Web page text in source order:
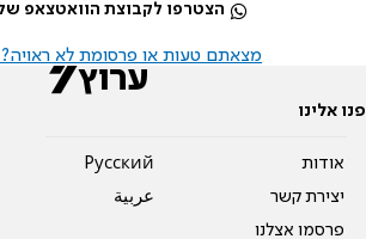
הצטרפו לקבוצת הוואטצאפ של
מצאתם טעות או פרסומת לא ראויה?
פנו אלינו
אודות
יצירת קשר
פרסמו אצלנו
Pусский
عربية